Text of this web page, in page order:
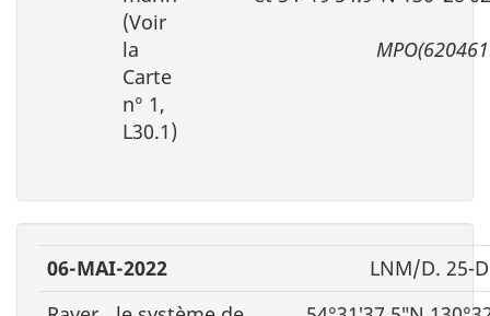
(Voir
la
Carte
n° 1,
L30.1)
06-MAI-2022
LNM/D. 25-